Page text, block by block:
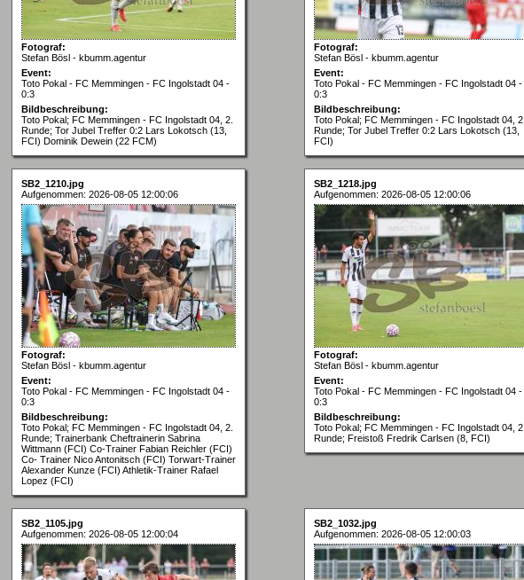
Fotograf:
Stefan Bösl - kbumm.agentur
Event:
Toto Pokal - FC Memmingen - FC Ingolstadt 04 -
0:3
Bildbeschreibung:
Toto Pokal; FC Memmingen - FC Ingolstadt 04, 2.
Runde; Tor Jubel Treffer 0:2 Lars Lokotsch (13,
FCI) Dominik Dewein (22 FCM)
Fotograf:
Stefan Bösl - kbumm.agentur
Event:
Toto Pokal - FC Memmingen - FC Ingolstadt 04 -
0:3
Bildbeschreibung:
Toto Pokal; FC Memmingen - FC Ingolstadt 04, 2.
Runde; Tor Jubel Treffer 0:2 Lars Lokotsch (13,
FCI)
SB2_1210.jpg
Aufgenommen: 2026-08-05 12:00:06
Fotograf:
Stefan Bösl - kbumm.agentur
Event:
Toto Pokal - FC Memmingen - FC Ingolstadt 04 -
0:3
Bildbeschreibung:
Toto Pokal; FC Memmingen - FC Ingolstadt 04, 2.
Runde; Trainerbank Cheftrainerin Sabrina
Wittmann (FCI) Co-Trainer Fabian Reichler (FCI)
Co- Trainer Nico Antonitsch (FCI) Torwart-Trainer
Alexander Kunze (FCI) Athletik-Trainer Rafael
Lopez (FCI)
SB2_1218.jpg
Aufgenommen: 2026-08-05 12:00:06
Fotograf:
Stefan Bösl - kbumm.agentur
Event:
Toto Pokal - FC Memmingen - FC Ingolstadt 04 -
0:3
Bildbeschreibung:
Toto Pokal; FC Memmingen - FC Ingolstadt 04, 2.
Runde; Freistoß Fredrik Carlsen (8, FCI)
SB2_1105.jpg
Aufgenommen: 2026-08-05 12:00:04
SB2_1032.jpg
Aufgenommen: 2026-08-05 12:00:03